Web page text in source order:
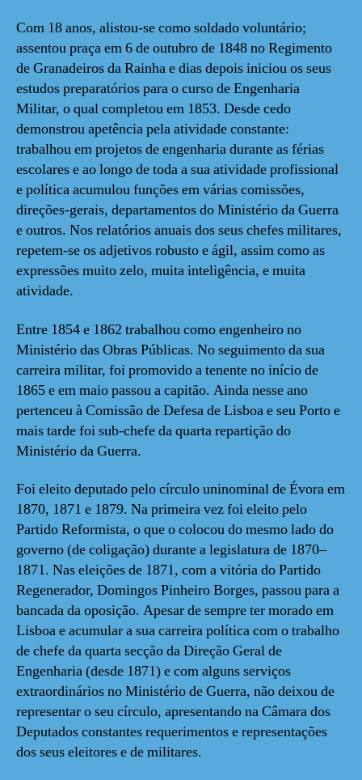
Com 18 anos, alistou-se como soldado voluntário;
assentou praça em 6 de outubro de 1848 no Regimento
de Granadeiros da Rainha e dias depois iniciou os seus
estudos preparatórios para o curso de Engenharia
Militar, o qual completou em 1853. Desde cedo
demonstrou apetência pela atividade constante:
trabalhou em projetos de engenharia durante as férias
escolares e ao longo de toda a sua atividade profissional
e política acumulou funções em várias comissões,
direções-gerais, departamentos do Ministério da Guerra
e outros. Nos relatórios anuais dos seus chefes militares,
repetem-se os adjetivos robusto e ágil, assim como as
expressões muito zelo, muita inteligência, e muita
atividade.
Entre 1854 e 1862 trabalhou como engenheiro no
Ministério das Obras Públicas. No seguimento da sua
carreira militar, foi promovido a tenente no início de
1865 e em maio passou a capitão. Ainda nesse ano
pertenceu à Comissão de Defesa de Lisboa e seu Porto e
mais tarde foi sub-chefe da quarta repartição do
Ministério da Guerra.
Foi eleito deputado pelo círculo uninominal de Évora em
1870, 1871 e 1879. Na primeira vez foi eleito pelo
Partido Reformista, o que o colocou do mesmo lado do
governo (de coligação) durante a legislatura de 1870–
1871. Nas eleições de 1871, com a vitória do Partido
Regenerador, Domingos Pinheiro Borges, passou para a
bancada da oposição. Apesar de sempre ter morado em
Lisboa e acumular a sua carreira política com o trabalho
de chefe da quarta secção da Direção Geral de
Engenharia (desde 1871) e com alguns serviços
extraordinários no Ministério de Guerra, não deixou de
representar o seu círculo, apresentando na Câmara dos
Deputados constantes requerimentos e representações
dos seus eleitores e de militares.